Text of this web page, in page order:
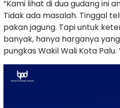
“Kami lihat di dua gudang ini
Tidak ada masalah. Tinggal
pakan jagung. Tapi untuk
banyak, hanya harganya
pungkas Wakil Wali Kota Palu.